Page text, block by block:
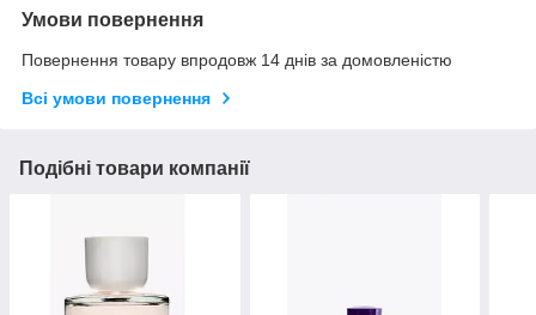
Умови повернення
Повернення товару впродовж 14 днів за домовленістю
Всі умови повернення
Подібні товари компанії